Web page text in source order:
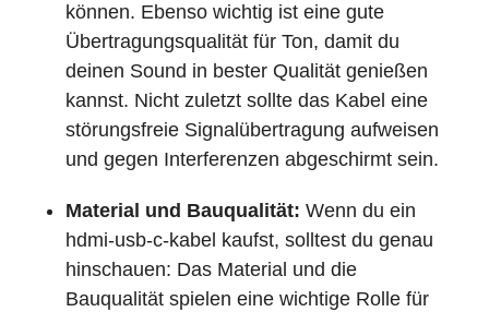
können. Ebenso wichtig ist eine gute
Übertragungsqualität für Ton, damit du
deinen Sound in bester Qualität genießen
kannst. Nicht zuletzt sollte das Kabel eine
störungsfreie Signalübertragung aufweisen
und gegen Interferenzen abgeschirmt sein.
Material und Bauqualität: Wenn du ein
hdmi-usb-c-kabel kaufst, solltest du genau
hinschauen: Das Material und die
Bauqualität spielen eine wichtige Rolle für